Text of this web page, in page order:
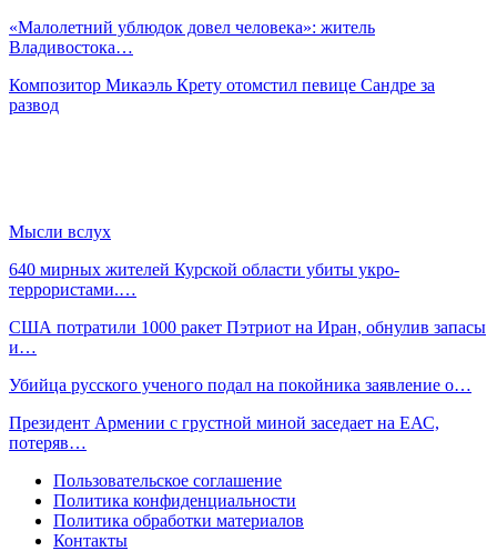
«Малолетний ублюдок довел человека»: житель
Владивостока…
Композитор Микаэль Крету отомстил певице Сандре за
развод
Мысли вслух
640 мирных жителей Курской области убиты укро-
террористами.…
США потратили 1000 ракет Пэтриот на Иран, обнулив запасы
и…
Убийца русского ученого подал на покойника заявление о…
Президент Армении с грустной миной заседает на ЕАС,
потеряв…
Пользовательское соглашение
Политика конфиденциальности
Политика обработки материалов
Контакты